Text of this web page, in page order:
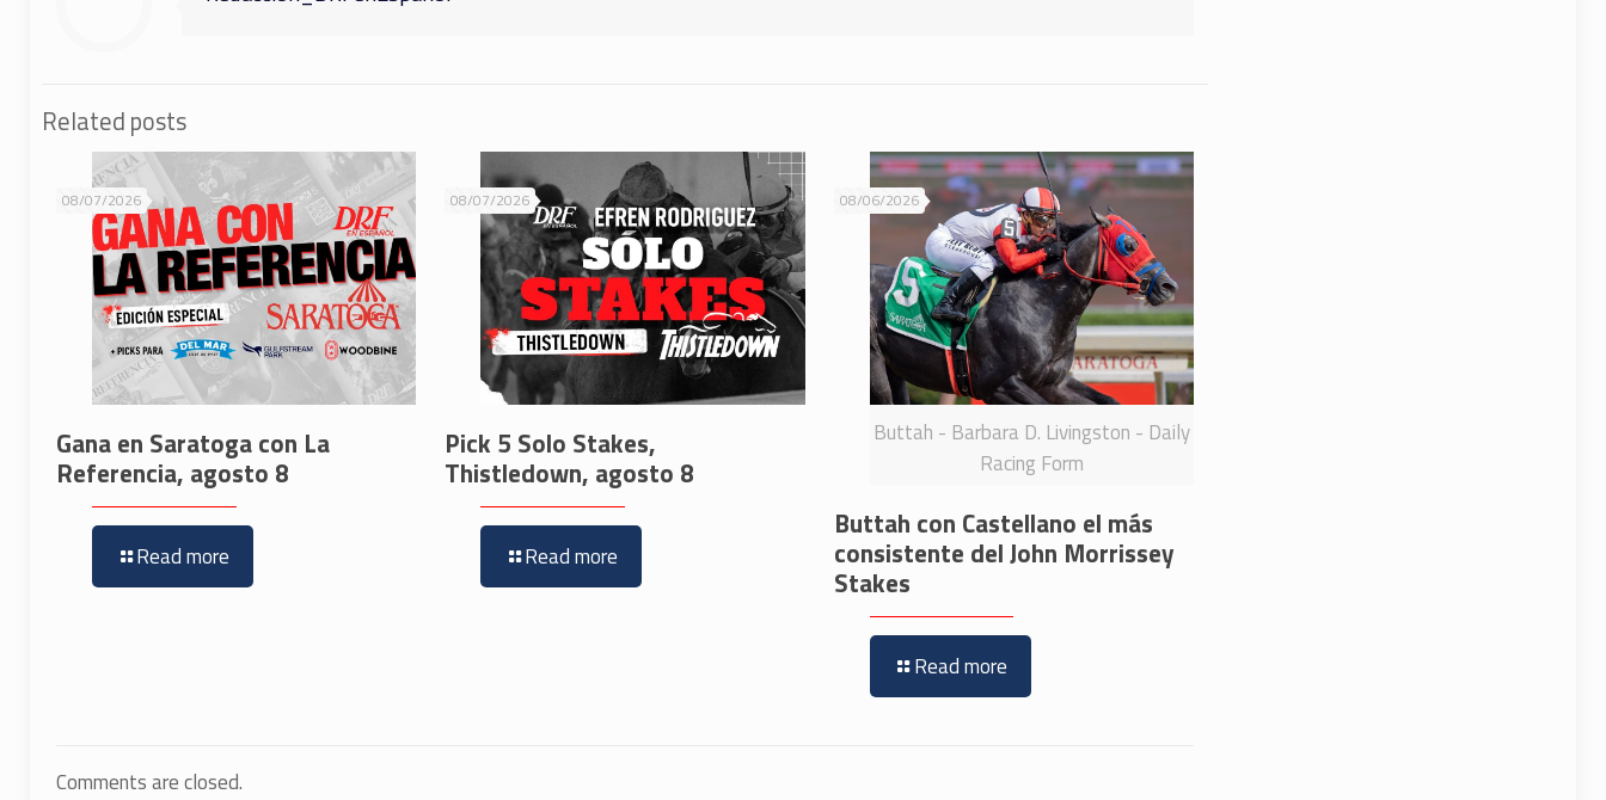
Related posts
08/07/2026
Gana en Saratoga con La
Referencia, agosto 8
Read more
08/07/2026
Pick 5 Solo Stakes,
Thistledown, agosto 8
Read more
Buttah - Barbara D. Livingston - Daily
Racing Form
08/06/2026
Buttah con Castellano el más
consistente del John Morrissey
Stakes
Read more
Comments are closed.